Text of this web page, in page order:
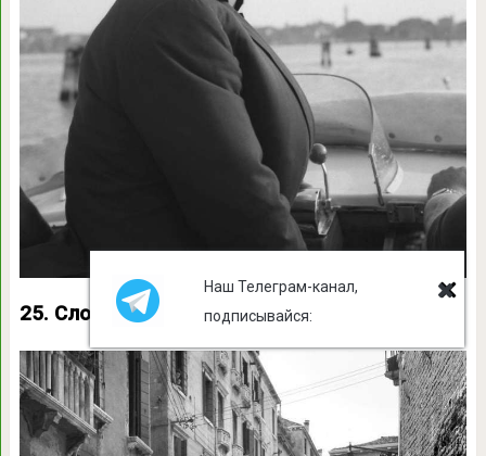
25. Слоны в центре Венеции
Наш Телеграм-канал,
подписывайся: